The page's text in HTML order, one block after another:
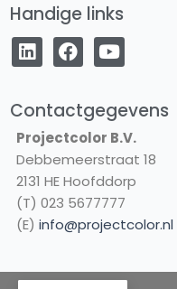
Handige links
L
i
n
e
i
n
F
a
c
b
o
o
k
Y
o
u
u
b
e
Contactgegevens
Projectcolor B.V.
Debbemeerstraat 18
2131 HE Hoofddorp
(T) 023 5677777
(E) info@projectcolor.nl